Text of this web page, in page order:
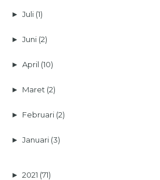
►Juli (1)
►Juni (2)
►April (10)
► Maret (2)
► Februari (2)
►Januari (3)
►2021 (71)